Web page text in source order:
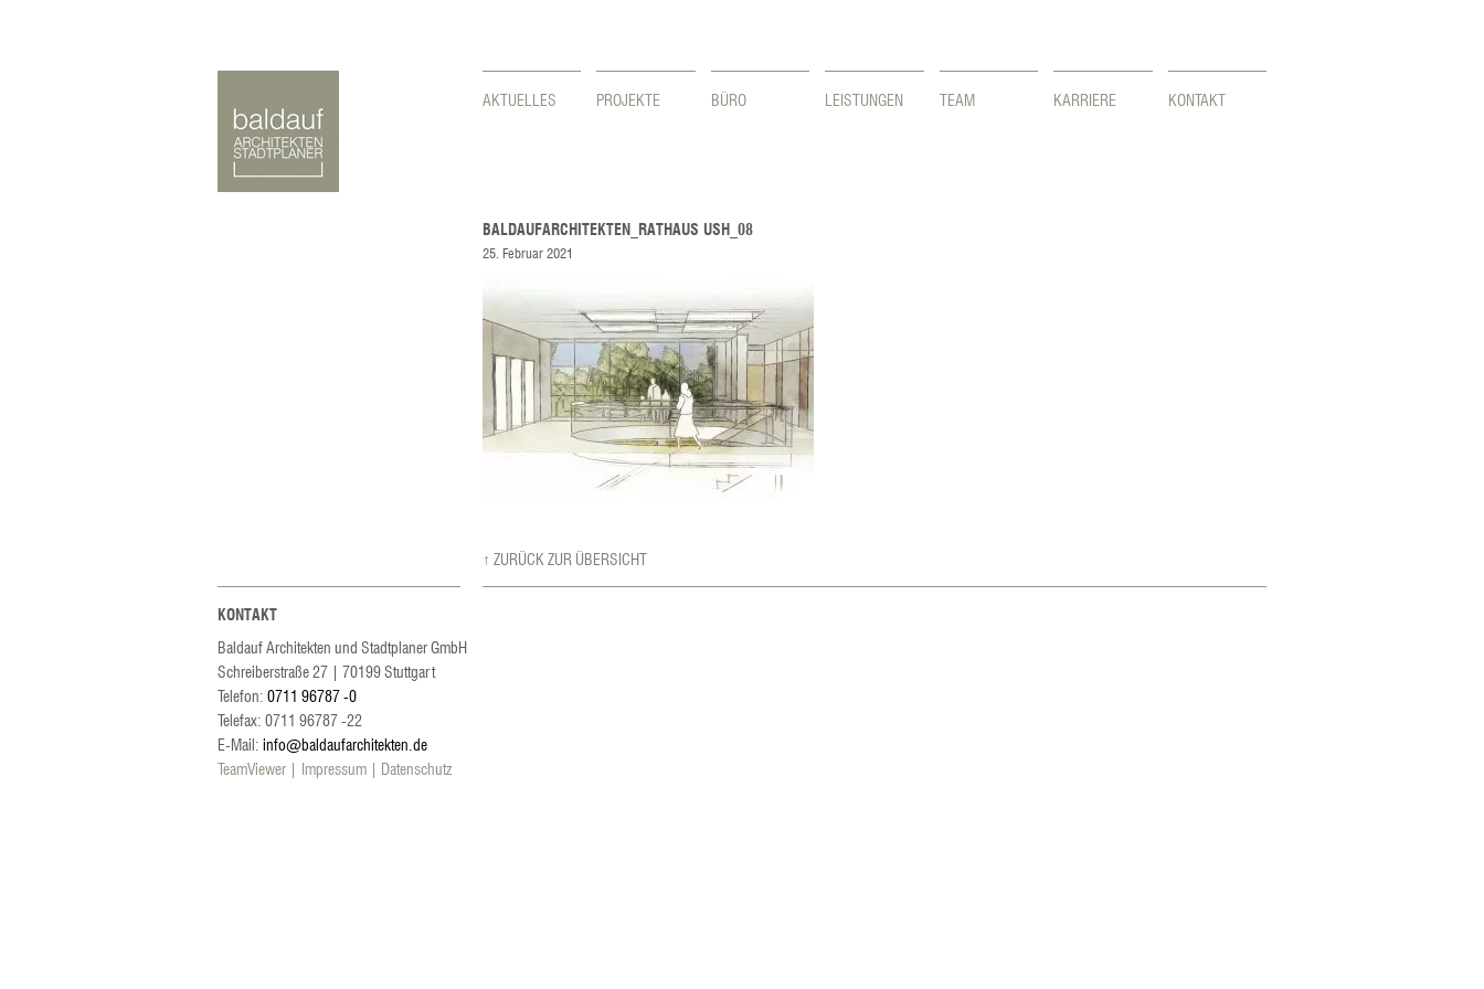
AKTUELLES PROJEKTE BÜRO LEISTUNGEN TEAM KARRIERE KONTAKT
BALDAUFARCHITEKTEN_RATHAUS USH_08
25. Februar 2021
↑ ZURÜCK ZUR ÜBERSICHT
KONTAKT
Baldauf Architekten und Stadtplaner GmbH
Schreiberstraße 27 | 70199Stuttgart
Telefon: 0711 96787 -0
Telefax: 0711 96787 -22
E-Mail: info@baldaufarchitekten.de
TeamViewer
Impressum Datenschutz